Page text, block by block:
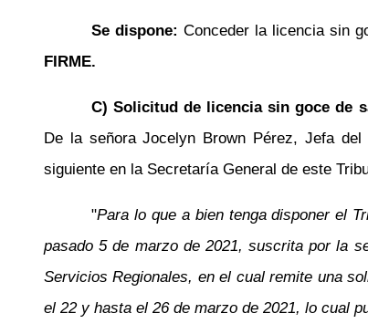
Se dispone:Conceder la licencia sin
FIRME.
C) Solicitud de licencia sin goce de
De la señora Jocelyn Brown Pérez, Jefa
siguiente en la Secretaría General de este
"Para lo que a bien tenga disponer el
pasado 5 de marzo de 2021, suscrita por la
Servicios Regionales, en el cual remite una
el 22 y hasta el 26 de marzo de 2021, lo cual